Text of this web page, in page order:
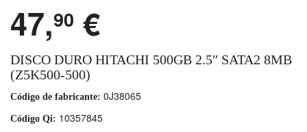
47,90 €
DISCO DURO HITACHI 500GB 2.5″ SATA2 8MB
(Z5K500-500)
Código de fabricante: 0J38065
Código Qi: 10357845